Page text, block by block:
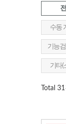
수동
기능
기타(
Total